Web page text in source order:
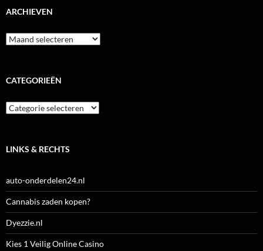
ARCHIEVEN
Archieven
CATEGORIEËN
Categorieën
LINKS & RECHTS
auto-onderdelen24.nl
Cannabis zaden kopen?
Dyezzie.nl
Kies 1 Veilig Online Casino